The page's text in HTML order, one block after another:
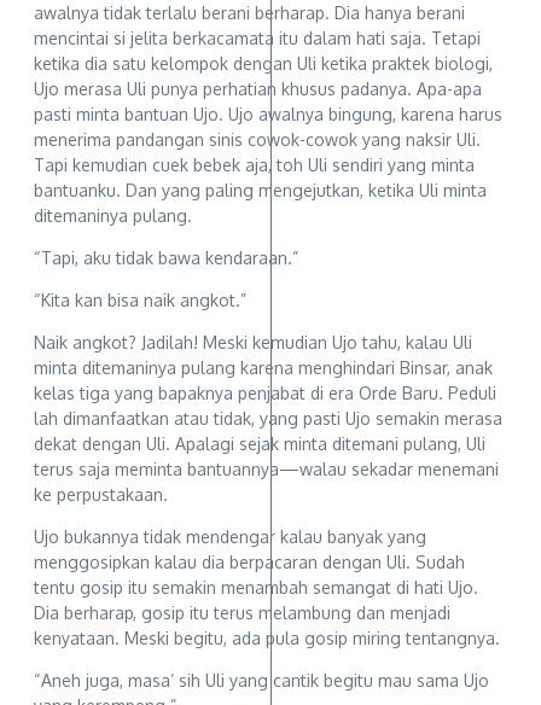
awalnya tidak terlalu berani berharap. Dia hanya berani
mencintai si jelita berkacamata itu dalam hati saja. Tetapi
ketika dia satu kelompok dengan Uli ketika praktek biologi,
Ujo merasa Uli punya perhatian khusus padanya. Apa-apa
pasti minta bantuan Ujo. Ujo awalnya bingung, karena harus
menerima pandangan sinis cowok-cowok yang naksir Uli.
Tapi kemudian cuek bebek aja, toh Uli sendiri yang minta
bantuanku. Dan yang paling mengejutkan, ketika Uli minta
ditemaninya pulang.
“Tapi, aku tidak bawa kendaraan.”
“Kita kan bisa naik angkot.”
Naik angkot? Jadilah! Meski kemudian Ujo tahu, kalau Uli
minta ditemaninya pulang karena menghindari Binsar, anak
kelas tiga yang bapaknya penjabat di era Orde Baru. Peduli
lah dimanfaatkan atau tidak, yang pasti Ujo semakin merasa
dekat dengan Uli. Apalagi sejak minta ditemani pulang, Uli
terus saja meminta bantuannya—walau sekadar menemani
ke perpustakaan.
Ujo bukannya tidak mendengar kalau banyak yang
menggosipkan kalau dia berpacaran dengan Uli. Sudah
tentu gosip itu semakin menambah semangat di hati Ujo.
Dia berharap, gosip itu terus melambung dan menjadi
kenyataan. Meski begitu, ada pula gosip miring tentangnya.
“Aneh juga, masa’ sih Uli yang cantik begitu mau sama Ujo